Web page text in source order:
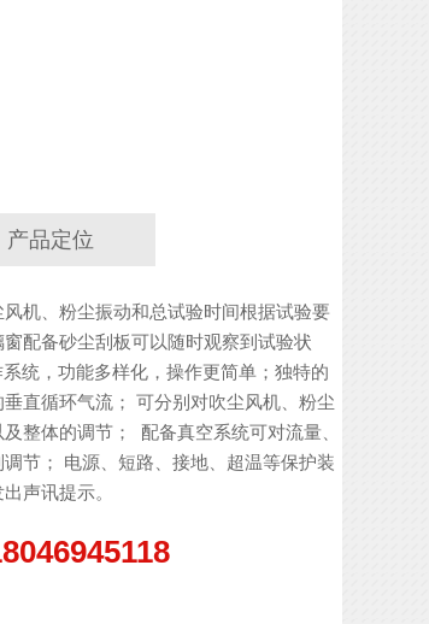
产品定位
机、粉尘振动和总试验时间根据试验要
配备砂尘刮板可以随时观察到试验状
统，功能多样化，操作更简单；独特的
直循环气流； 可分别对吹尘风机、粉尘
整体的调节；  配备真空系统可对流量、
节； 电源、短路、接地、超温等保护装
声讯提示。